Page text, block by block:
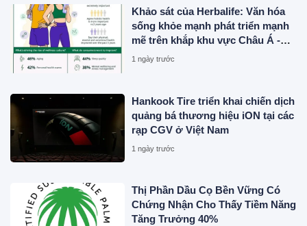
Khảo sát của Herbalife: Văn hóa
sống khỏe mạnh phát triển mạnh
mẽ trên khắp khu vực Châu Á -
Thái Bình Dương khi 4 trong 5
1 ngày trước
Hankook Tire triển khai chiến dịch
quảng bá thương hiệu iON tại các
rạp CGV ở Việt Nam
1 ngày trước
Thị Phần Dầu Cọ Bền Vững Có
Chứng Nhận Cho Thấy Tiềm Năng
Tăng Trưởng 40%